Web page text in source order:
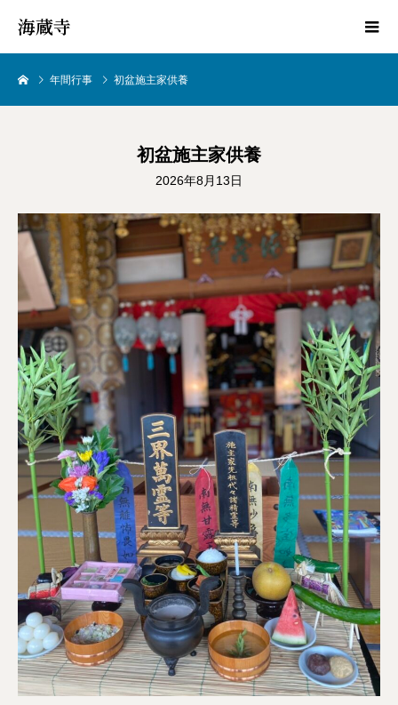
海蔵寺
年間行事 初盆施主家供養
初盆施主家供養
2026年8月13日